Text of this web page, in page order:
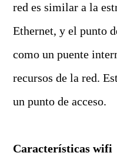
red es similar a la
Ethernet, y el punto
como un puente
recursos de la red.
un punto de acceso.
Características wifi